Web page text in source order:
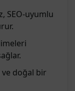
SEO-uyumlu
ve doğal bir